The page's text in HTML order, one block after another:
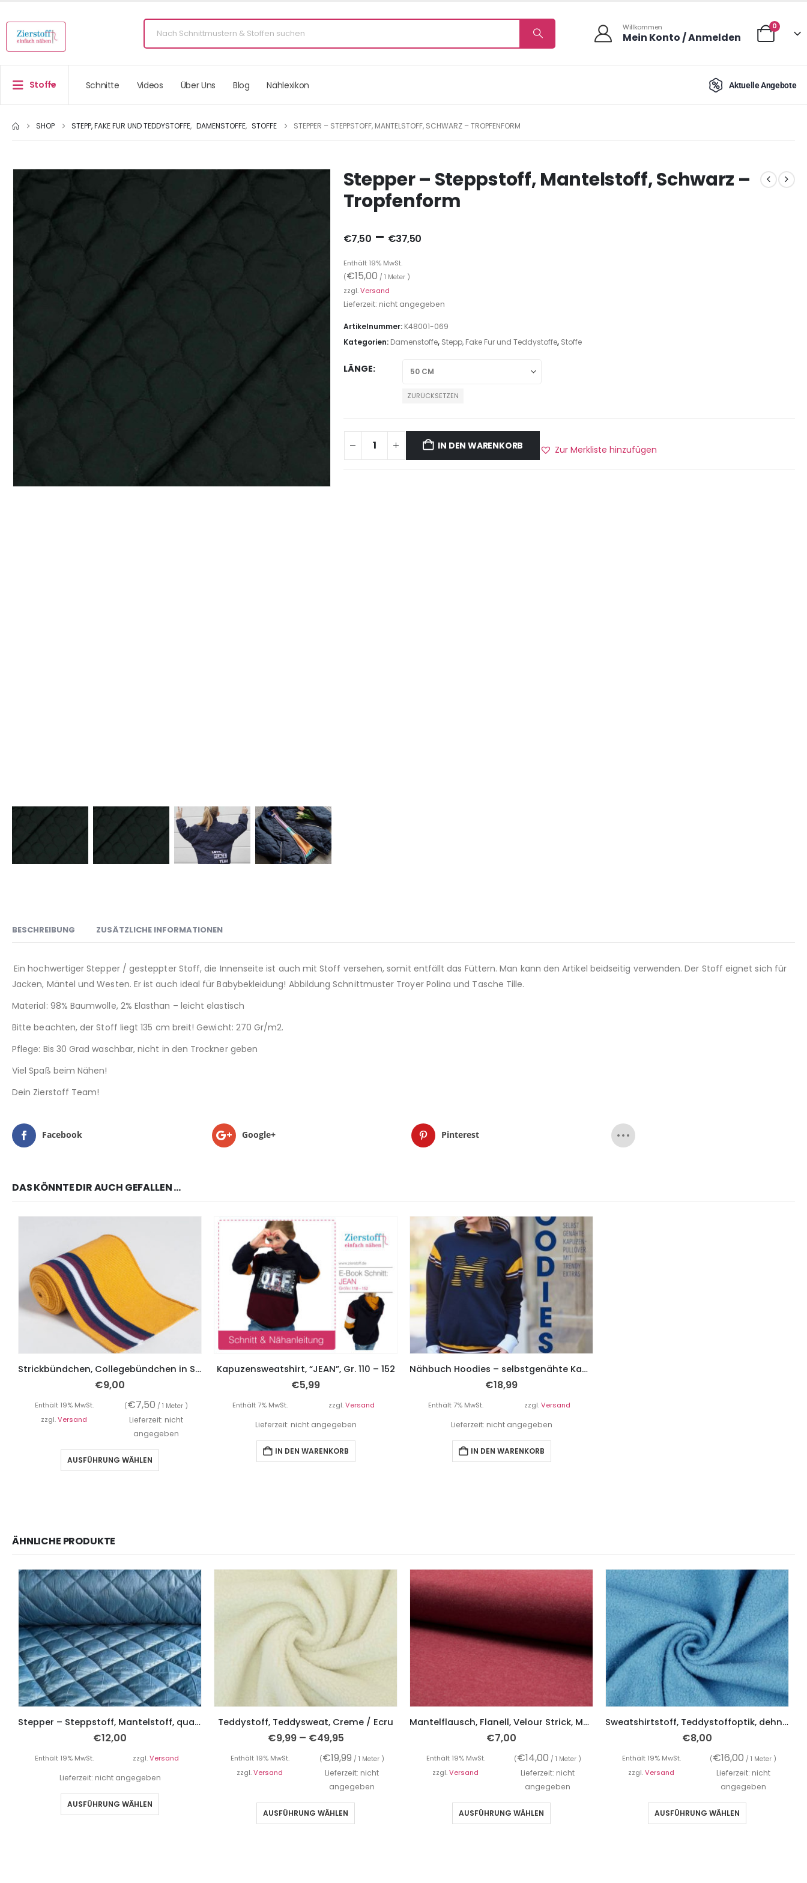
Willkommen
Mein Konto / Anmelden
0
Stoffe Schnitte Videos Über Uns Blog Nählexikon Aktuelle Angebote
SHOP STEPP, FAKE FUR UND TEDDYSTOFFE, DAMENSTOFFE, STOFFE STEPPER – STEPPSTOFF, MANTELSTOFF, SCHWARZ – TROPFENFORM
Stepper – Steppstoff, Mantelstoff, Schwarz –
Tropfenform
€7,50 – €37,50
Enthält 19% MwSt.
(€15,00 / 1 Meter )
zzgl.Versand
Lieferzeit: nicht angegeben
Artikelnummer: K48001-069
Kategorien: Damenstoffe, Stepp, Fake Fur und Teddystoffe, Stoffe
LÄNGE
ZURÜCKSETZEN
IN DEN WARENKORB Zur Merkliste hinzufügen
BESCHREIBUNG ZUSÄTZLICHE INFORMATIONEN
Ein hochwertiger Stepper / gesteppter Stoff, die Innenseite ist auch mit Stoff versehen, somit entfällt das Füttern. Man kann den Artikel beidseitig verwenden. Der Stoff eignet sich für
Jacken, Mäntel und Westen. Er ist auch ideal für Babybekleidung! Abbildung Schnittmuster Troyer Polina und Tasche Tille.
Material: 98% Baumwolle, 2% Elasthan – leicht elastisch
Bitte beachten, der Stoff liegt 135 cm breit! Gewicht: 270 Gr/m2.
Pflege: Bis 30 Grad waschbar, nicht in den Trockner geben
Viel Spaß beim Nähen!
Dein Zierstoff Team!
Facebook Google+ Pinterest
DAS KÖNNTE DIR AUCH GEFALLEN …
Strickbündchen, Collegebündchen in Senf mit Streifen in Marine/Bordeaux/Weiß, 120 cm
€9,00
Enthält 19% MwSt. (€7,50 / 1 Meter )
zzgl.Versand
Lieferzeit: nicht
angegeben
AUSFÜHRUNG WÄHLEN
Kapuzensweatshirt, “JEAN”, Gr. 110 – 152
€5,99
Enthält 7% MwSt. zzgl.Versand
Lieferzeit: nicht angegeben
IN DEN WARENKORB
Nähbuch Hoodies – selbstgenähte Kapuzenpullover
€18,99
Enthält 7% MwSt. zzgl.Versand
Lieferzeit: nicht angegeben
IN DEN WARENKORB
ÄHNLICHE PRODUKTE
Stepper – Steppstoff, Mantelstoff, quadratische Steppung Blau
€12,00
Enthält 19% MwSt. zzgl.Versand
Lieferzeit: nicht angegeben
AUSFÜHRUNG WÄHLEN
Teddystoff, Teddysweat, Creme / Ecru
€9,99 – €49,95
Enthält 19% MwSt. (€19,99 / 1 Meter )
zzgl.Versand
Lieferzeit: nicht
angegeben
AUSFÜHRUNG WÄHLEN
Mantelflausch, Flanell, Velour Strick, Marsala – Bordeaux
€7,00
Enthält 19% MwSt. (€14,00 / 1 Meter )
zzgl.Versand
Lieferzeit: nicht
angegeben
AUSFÜHRUNG WÄHLEN
Sweatshirtstoff, Teddystoffoptik, dehnbar, weich und kuschelig – helles Jeansblau
€8,00
Enthält 19% MwSt. (€16,00 / 1 Meter )
zzgl.Versand
Lieferzeit: nicht
angegeben
AUSFÜHRUNG WÄHLEN